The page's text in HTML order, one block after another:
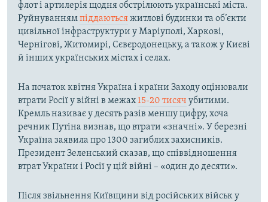
флот і артилерія щодня обстрілюють українські міста.
Руйнуваннямпіддаютьсяжитлові будинки та об’єкти
цивільної інфраструктури у Маріуполі, Харкові,
Чернігові, Житомирі, Сєвєродонецьку, а також у Києві
й інших українських містах і селах.
На початок квітня Україна і країни Заходу оцінювали
втрати Росії у війні в межах 15-20 тисяч убитими.
Кремль називає у десять разів меншу цифру, хоча
речник Путіна визнав, що втрати «значні». У березні
Україна заявила про 1300 загиблих захисників.
Президент Зеленський сказав, що співвідношення
втрат України і Росії у цій війні – «один до десяти».
Після звільнення Київщини від російських військ у